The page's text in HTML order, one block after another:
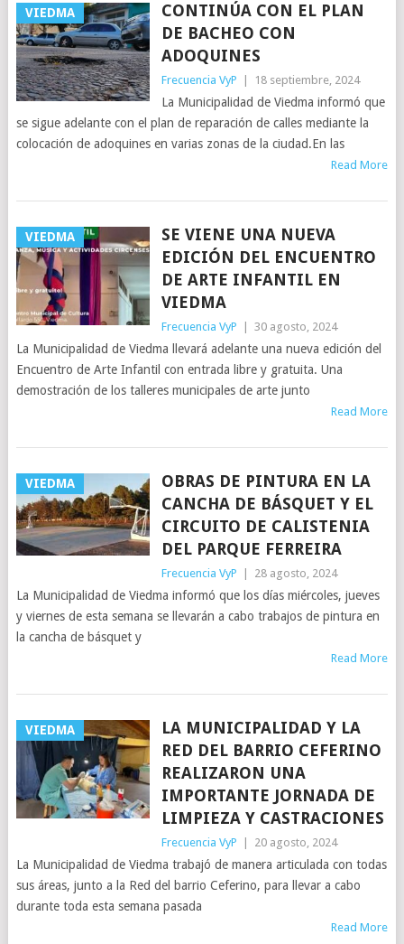
VIEDMA
CONTINÚA CON EL PLAN
DE BACHEO CON
ADOQUINES
Frecuencia VyP 18 septiembre, 2024
La Municipalidad de Viedma informó que
se sigue adelante con el plan de reparación de calles mediante la
colocación de adoquines en varias zonas de la ciudad.En las
Read More
VIEDMA
SE VIENE UNA NUEVA
EDICIÓN DEL ENCUENTRO
DE ARTE INFANTIL EN
VIEDMA
Frecuencia VyP 30 agosto, 2024
La Municipalidad de Viedma llevará adelante una nueva edición del
Encuentro de Arte Infantil con entrada libre y gratuita. Una
demostración de los talleres municipales de arte junto
Read More
VIEDMA
OBRAS DE PINTURA EN LA
CANCHA DE BÁSQUET Y EL
CIRCUITO DE CALISTENIA
DEL PARQUE FERREIRA
Frecuencia VyP 28 agosto, 2024
La Municipalidad de Viedma informó que los días miércoles, jueves
y viernes de esta semana se llevarán a cabo trabajos de pintura en
la cancha de básquet y
Read More
VIEDMA
LA MUNICIPALIDAD Y LA
RED DEL BARRIO CEFERINO
REALIZARON UNA
IMPORTANTE JORNADA DE
LIMPIEZA Y CASTRACIONES
Frecuencia VyP 20 agosto, 2024
La Municipalidad de Viedma trabajó de manera articulada con todas
sus áreas, junto a la Red del barrio Ceferino, para llevar a cabo
durante toda esta semana pasada
Read More